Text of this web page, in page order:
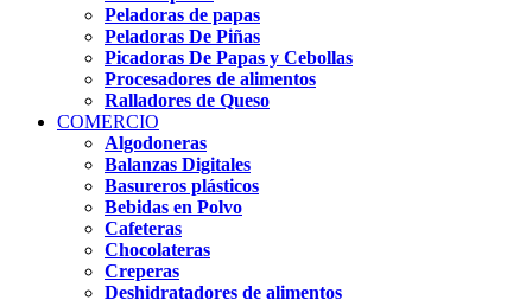
Peladoras de papas
Peladoras De Piñas
Picadoras De Papas y Cebollas
Procesadores de alimentos
Ralladores de Queso
COMERCIO
Algodoneras
Balanzas Digitales
Basureros plásticos
Bebidas en Polvo
Cafeteras
Chocolateras
Creperas
Deshidratadores de alimentos